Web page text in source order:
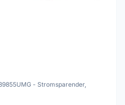
- Stromsparender,